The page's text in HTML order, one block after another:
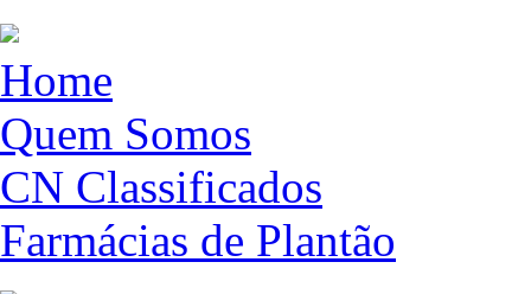
Home
Quem Somos
CN Classificados
Farmácias de Plantão